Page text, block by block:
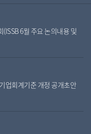
6월 주요 논의내용 및
업회계기준 개정 공개초안